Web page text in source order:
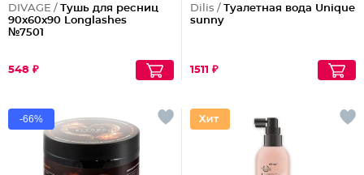
DIVAGE / Тушь для ресниц
90x60x90 Longlashes
№7501
548 ₽
Dilis / Туалетная вода Unique
sunny
1511 ₽
-66%